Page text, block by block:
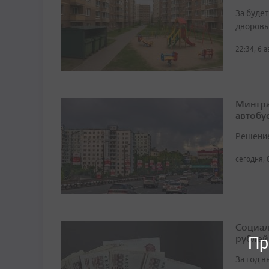
За
22:34, 6
сегодня,
рублей
За год